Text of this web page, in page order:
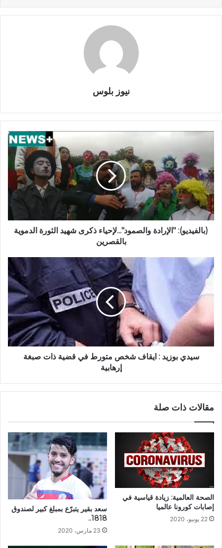
نيوز بلوس
(بالفيديو): "الإرادة والصمود"...لإحياء ذكرى شهيد الثورة الدموية
بالقصرين
سيدي بوزيد : ايقاف شخص متورط في قضية ذات صبغة
إرهابية
مقالات ذات صلة
الصحة العالمية: زيادة قياسية في
إصابات كورونا عالميا‎
22 يونيو، 2020
سعد بقير يتبرّع بمبلغ كبير لصندوق
1818..
23 مارس، 2020